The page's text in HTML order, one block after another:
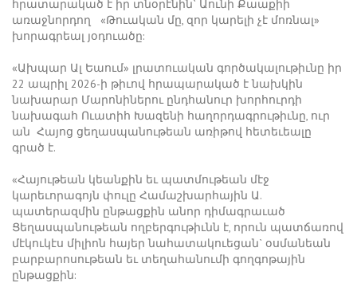
հրատարակած է իր տնօրէնին` Աունի Քաաքիի
առաջնորդող «Թուական մը, զոր կարելի չէ մոռնալ»
խորագրեալ յօդուածը:
«Ախպար Ալ Եաում» լրատուական գործակալութիւնը իր
22 ապրիլ 2026-ի թիւով հրապարակած է նախկին
նախարար Մարոնիներու ընդհանուր խորհուրդի
նախագահ Ուատիհ Խազենի հաղորդագրութիւնը, ուր
ան Հայոց ցեղասպանութեան առիթով հետեւեալը
գրած է.
«Հայութեան կեանքին եւ պատմութեան մէջ
կարեւորագոյն փուլը Համաշխարհային Ա.
պատերազմին ընթացքին անոր դիմագրաւած
Ցեղասպանութեան ողբերգութիւնն է, որուն պատճառով
մէկուկէս միլիոն հայեր նահատակուեցան` օսմանեան
բարբարոսութեան եւ տեղահանումի գողգոթային
ընթացքին: